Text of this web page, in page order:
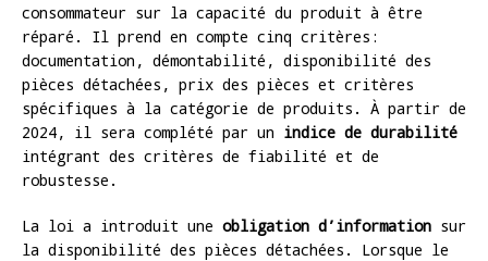
consommateur sur la capacité du produit à être
réparé. Il prend en compte cinq critères:
documentation, démontabilité, disponibilité des
pièces détachées, prix des pièces et critères
spécifiques à la catégorie de produits. À partir de
2024, il sera complété par un indice de durabilité
intégrant des critères de fiabilité et de
robustesse.
La loi a introduit une obligation d’information sur
la disponibilité des pièces détachées. Lorsque le